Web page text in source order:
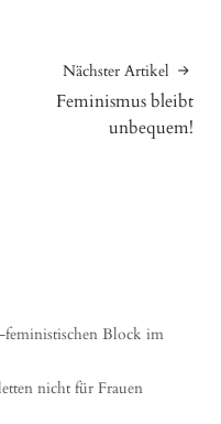
Nächster Artikel
Feminismus bleibt
unbequem!
feministischen Block im
nicht für Frauen